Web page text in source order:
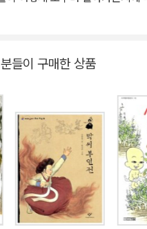
해 많은 이야기를 들려주고자 한
들이 구매한 상품